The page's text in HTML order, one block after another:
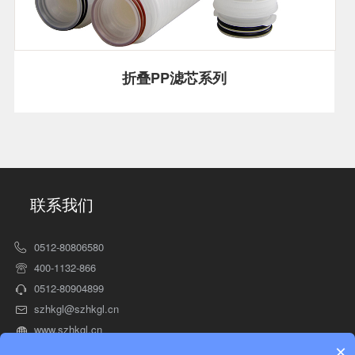
折叠PP滤芯系列
联系我们
0512-80806580
400-1132-866
0512-80904899
szhkgl@szhkgl.cn
www.szhkgl.cn